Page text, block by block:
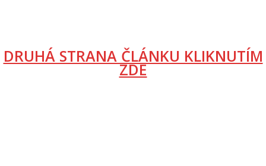
DRUHÁ STRANA ČLÁNKU KLIKNUTÍM
ZDE